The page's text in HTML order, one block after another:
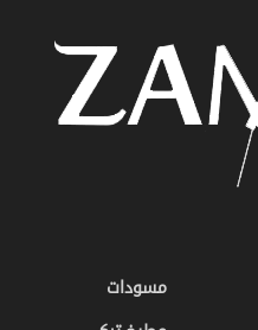
مسودات